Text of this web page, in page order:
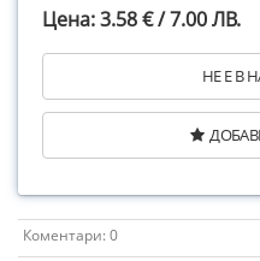
Цена: 3.58 € / 7.00 ЛВ.
НЕ Е В
Коментари: 0